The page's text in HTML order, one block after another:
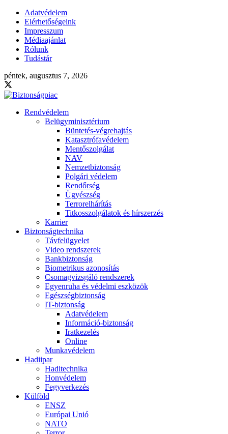
Adatvédelem
Elérhetőségeink
Impresszum
Médiaajánlat
Rólunk
Tudástár
péntek, augusztus 7, 2026
Rendvédelem
Belügyminisztérium
Büntetés-végrehajtás
Katasztrófavédelem
Mentőszolgálat
NAV
Nemzetbiztonság
Polgári védelem
Rendőrség
Ügyészség
Terrorelhárítás
Titkosszolgálatok és hírszerzés
Karrier
Biztonságtechnika
Távfelügyelet
Video rendszerek
Bankbiztonság
Biometrikus azonosítás
Csomagvizsgáló rendszerek
Egyenruha és védelmi eszközök
Egészségbiztonság
IT-biztonság
Adatvédelem
Információ-biztonság
Iratkezelés
Online
Munkavédelem
Hadiipar
Haditechnika
Honvédelem
Fegyverkezés
Külföld
ENSZ
Európai Unió
NATO